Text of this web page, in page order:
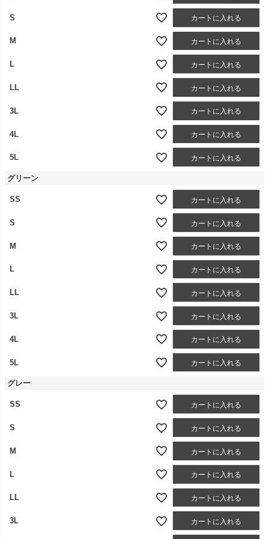
S カートに入れる
M カートに入れる
L カートに入れる
LL カートに入れる
3L カートに入れる
4L カートに入れる
5L カートに入れる
グリーン
SS カートに入れる
S カートに入れる
M カートに入れる
L カートに入れる
LL カートに入れる
3L カートに入れる
4L カートに入れる
5L カートに入れる
グレー
SS カートに入れる
S カートに入れる
M カートに入れる
L カートに入れる
LL カートに入れる
3L カートに入れる